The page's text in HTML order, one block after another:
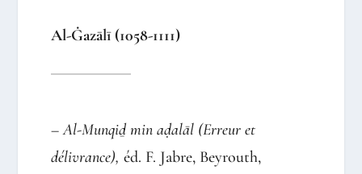
Al-Ġazālī (1058-1111)
–Al-Munqiḏ min aḍalāl (Erreur et
délivrance), éd. F. Jabre, Beyrouth,